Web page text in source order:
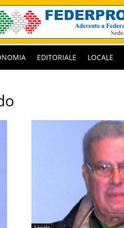
EDITORIALE LOCALE